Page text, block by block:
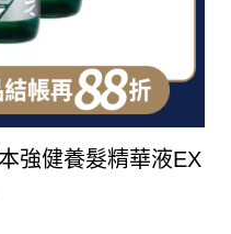
強健養髮精華液EX